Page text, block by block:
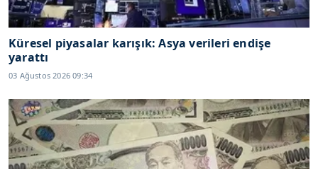
Küresel piyasalar karışık: Asya verileri endişe
yarattı
03 Ağustos 2026 09:34